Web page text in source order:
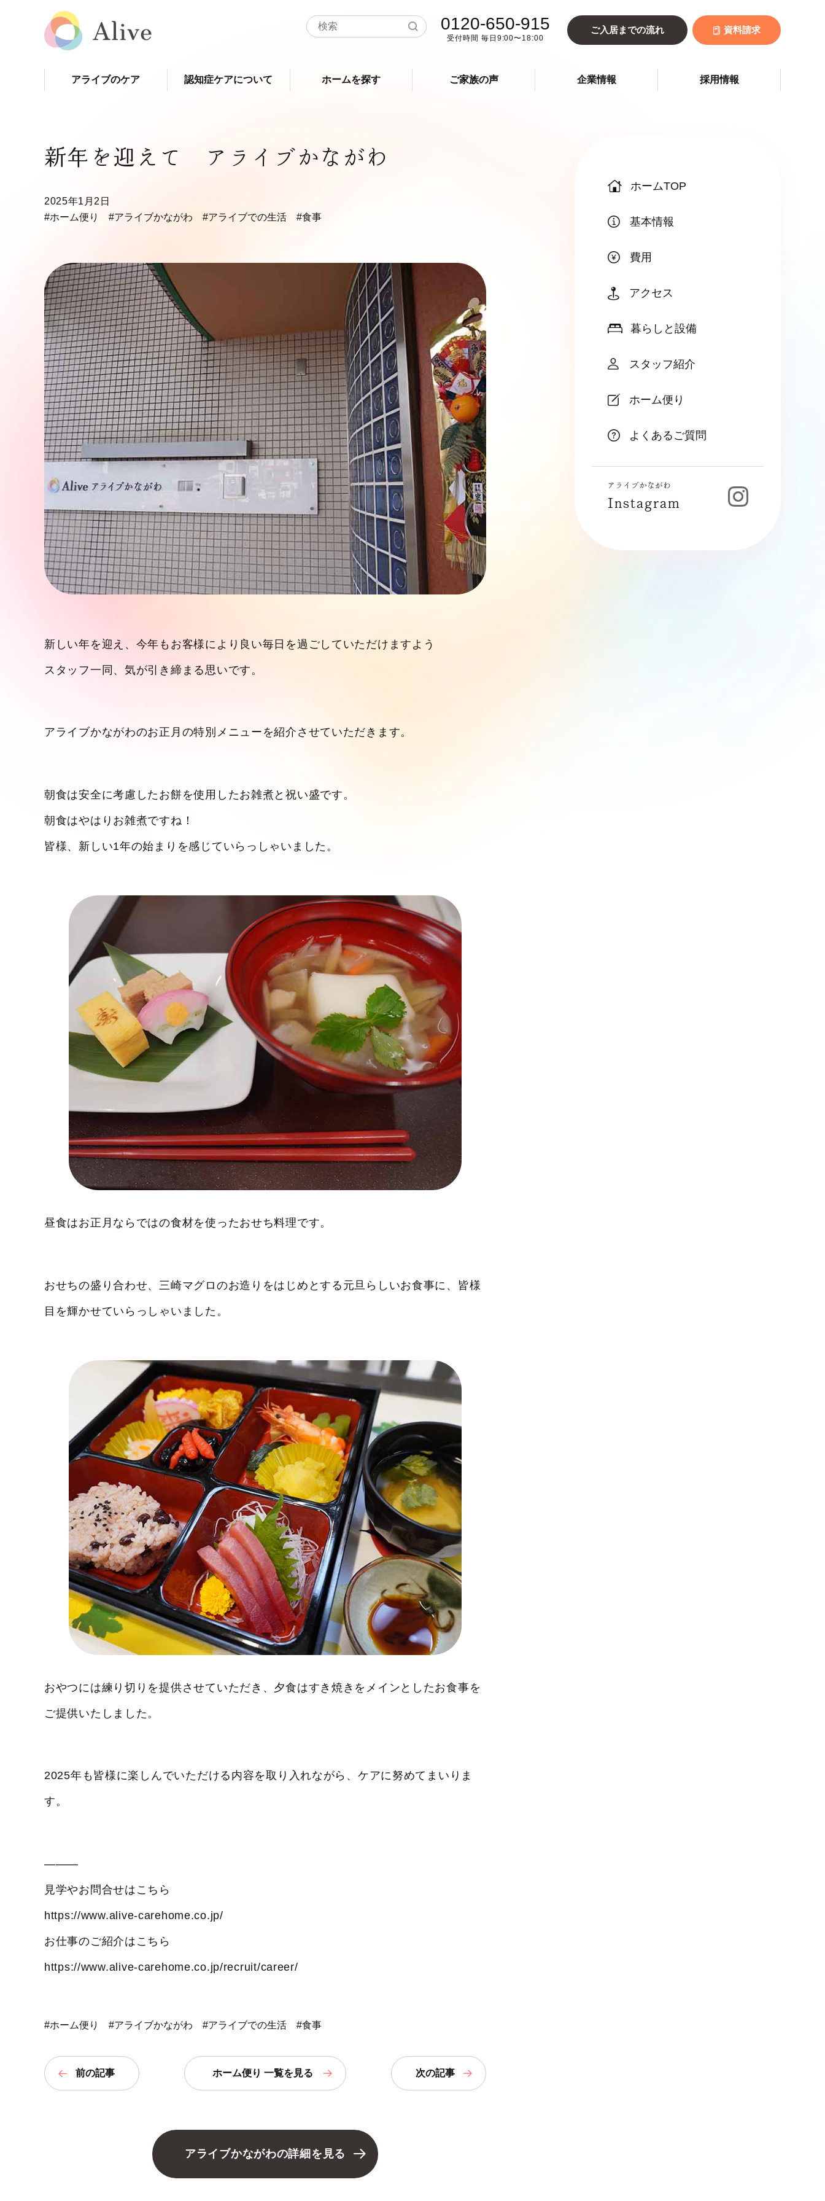
0120-650-915
受付時間 毎日9:00〜18:00
ご入居までの流れ 資料請求
アライブのケア 認知症ケアについて ホームを探す ご家族の声 企業情報 採用情報
ホームTOP
基本情報
費用
アクセス
暮らしと設備
スタッフ紹介
ホーム便り
よくあるご質問
アライブかながわ
Instagram
新年を迎えて アライブかながわ
2025年1月2日
#ホーム便り
#アライブかながわ #アライブでの生活 #食事
新しい年を迎え、今年もお客様により良い毎日を過ごしていただけますよう
スタッフ一同、気が引き締まる思いです。
アライブかながわのお正月の特別メニューを紹介させていただきます。
朝食は安全に考慮したお餅を使用したお雑煮と祝い盛です。
朝食はやはりお雑煮ですね！
皆様、新しい1年の始まりを感じていらっしゃいました。
昼食はお正月ならではの食材を使ったおせち料理です。
おせちの盛り合わせ、三崎マグロのお造りをはじめとする元旦らしいお食事に、皆様
目を輝かせていらっしゃいました。
おやつには練り切りを提供させていただき、夕食はすき焼きをメインとしたお食事を
ご提供いたしました。
2025年も皆様に楽しんでいただける内容を取り入れながら、ケアに努めてまいりま
す。
―――
見学やお問合せはこちら
https://www.alive-carehome.co.jp/
お仕事のご紹介はこちら
https://www.alive-carehome.co.jp/recruit/career/
#ホーム便り #アライブかながわ #アライブでの生活 #食事
前の記事 次の記事
ホーム便り 一覧を見る
アライブかながわの詳細を見る